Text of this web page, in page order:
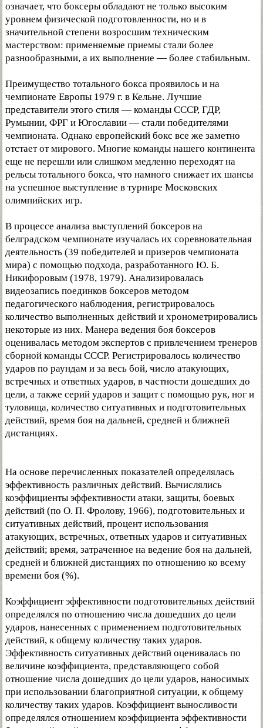
означает, что боксеры обладают не только высоким
уровнем физической подготовленности, но и в
значительной степени возросшим техническим
мастерством: применяемые приемы стали более
разнообразными, а их выполнение — более стабильным.
Преимущество тотального бокса проявилось и на
чемпионате Европы 1979 г. в Кельне. Лучшие
представители этого стиля — команды СССР, ГДР,
Румынии, ФРГ и Югославии — стали победителями
чемпионата. Однако европейский бокс все же заметно
отстает от мирового. Многие команды нашего континента
еще не перешли или слишком медленно переходят на
рельсы тотального бокса, что намного снижает их шансы
на успешное выступление в турнире Московских
олимпийских игр.
В процессе анализа выступлений боксеров на
белградском чемпионате изучалась их соревновательная
деятельность (39 победителей и призеров чемпионата
мира) с помощью подхода, разработанного Ю. Б.
Никифоровым (1978, 1979). Анализировалась
видеозапись поединков боксеров методом
педагогического наблюдения, регистрировалось
количество выполненных действий и хронометрировались
некоторые из них. Манера ведения боя боксеров
оценивалась методом экспертов с привлечением тренеров
сборной команды СССР. Регистрировалось количество
ударов по раундам и за весь бой, число атакующих,
встречных и ответных ударов, в частности дошедших до
цели, а также серий ударов и защит с помощью рук, ног и
туловища, количество ситуативных и подготовительных
действий, время боя на дальней, средней и ближней
дистанциях.
На основе перечисленных показателей определялась
эффективность различных действий. Вычислялись
коэффициенты эффективности атаки, защиты, боевых
действий (по О. П. Фролову, 1966), подготовительных и
ситуативных действий, процент использования
атакующих, встречных, ответных ударов и ситуативных
действий; время, затраченное на ведение боя на дальней,
средней и ближней дистанциях по отношению ко всему
времени боя (%).
Коэффициент эффективности подготовительных действий
определялся по отношению числа дошедших до цели
ударов, нанесенных с применением подготовительных
действий, к общему количеству таких ударов.
Эффективность ситуативных действий оценивалась по
величине коэффициента, представляющего собой
отношение числа дошедших до цели ударов, наносимых
при использовании благоприятной ситуации, к общему
количеству таких ударов. Коэффициент выносливости
определялся отношением коэффициента эффективности